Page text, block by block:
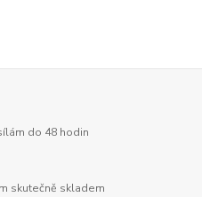
do 48 hodin
skutečně skladem